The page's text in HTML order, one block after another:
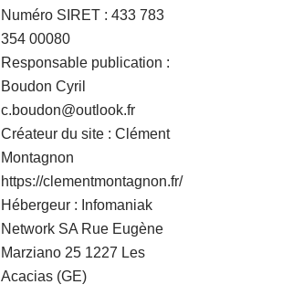
Numéro SIRET : 433 783
354 00080
Responsable publication :
Boudon Cyril
c.boudon@outlook.fr
Créateur du site : Clément
Montagnon
https://clementmontagnon.fr/
Hébergeur : Infomaniak
Network SA Rue Eugène
Marziano 25 1227 Les
Acacias (GE)